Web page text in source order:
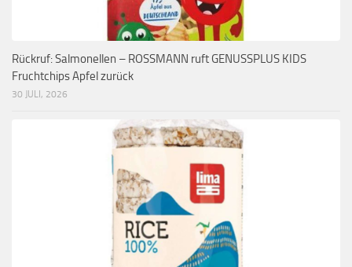
Rückruf: Salmonellen – ROSSMANN ruft GENUSSPLUS KIDS
Fruchtchips Apfel zurück
30 JULI, 2026